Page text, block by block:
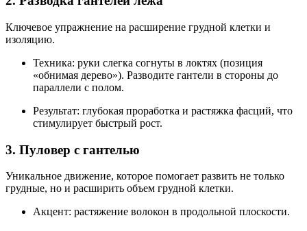
Ключевое упражнение на расширение грудной клетки и
изоляцию.
Техника: руки слегка согнуты в локтях (позиция
«обнимая дерево»). Разводите гантели в стороны до
параллели с полом.
Результат: глубокая проработка и растяжка фасций, что
стимулирует быстрый рост.
3. Пуловер с гантелью
Уникальное движение, которое помогает развить не только
грудные, но и расширить объем грудной клетки.
Акцент: растяжение волокон в продольной плоскости.